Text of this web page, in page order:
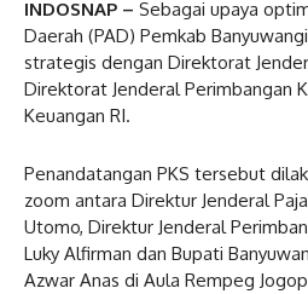
INDOSNAP – Sebagai upaya
Daerah (PAD) Pemkab
strategis dengan Direktorat
Direktorat Jenderal Perimbangan
Keuangan RI.
Penandatangan PKS tersebut
zoom antara Direktur Jenderal
Utomo, Direktur Jenderal
Luky Alfirman dan Bupati
Azwar Anas di Aula Rempeg